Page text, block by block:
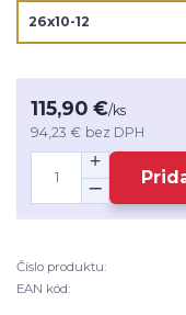
115,90 €/ks
94,23 € bez DPH
Číslo produktu:
EAN kód: